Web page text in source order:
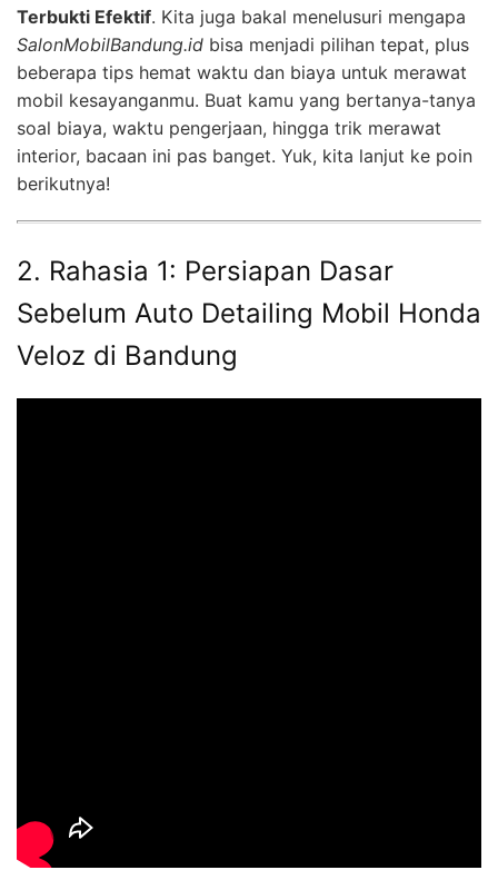
Terbukti Efektif. Kita juga bakal menelusuri mengapa
SalonMobilBandung.id bisa menjadi pilihan tepat, plus
beberapa tips hemat waktu dan biaya untuk merawat
mobil kesayanganmu. Buat kamu yang bertanya-tanya
soal biaya, waktu pengerjaan, hingga trik merawat
interior, bacaan ini pas banget. Yuk, kita lanjut ke poin
berikutnya!
2. Rahasia 1: Persiapan Dasar
Sebelum Auto Detailing Mobil Honda
Veloz di Bandung